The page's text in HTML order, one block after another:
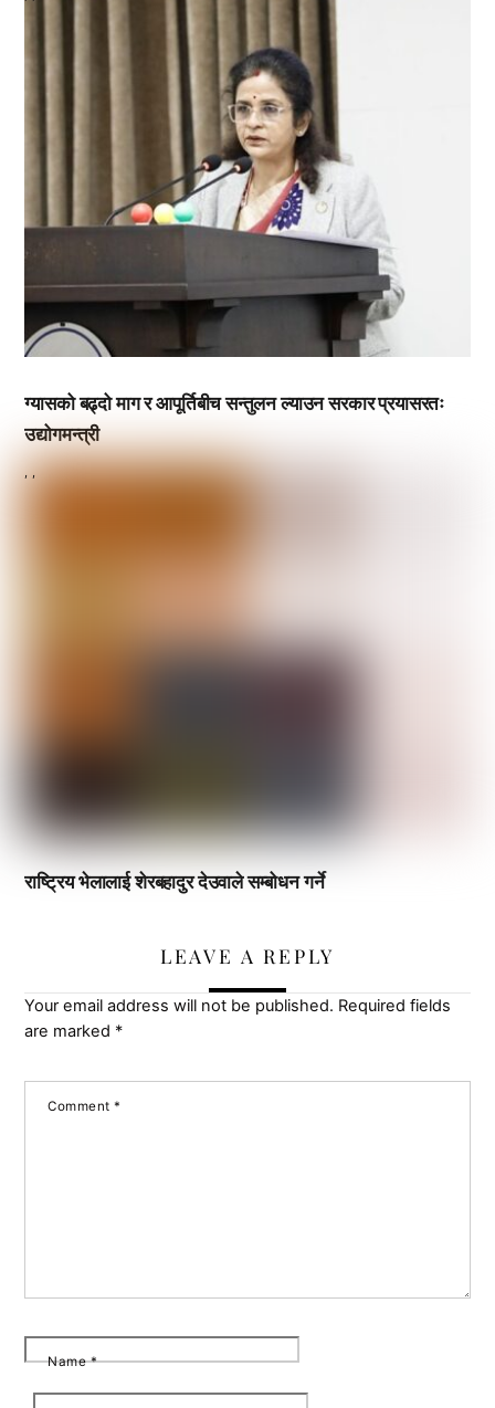
ग्यासको बढ्दो माग र आपूर्तिबीच सन्तुलन ल्याउन सरकार प्रयासरतः
उद्योगमन्त्री
, ,
राष्ट्रिय भेलालाई शेरबहादुर देउवाले सम्बोधन गर्ने
LEAVE A REPLY
Your email address will not be published. Required fields
are marked *
Comment*
Name*